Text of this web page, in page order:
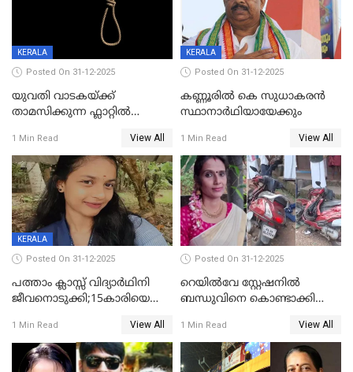
KERALA
Posted On 31-12-2025
യുവതി വാടകയ്ക്ക്
താമസിക്കുന്ന ഫ്ലാറ്റില്‍
സംഭവം കൈതപ്പൊയിലില്‍
1 Min Read View All
KERALA
Posted On 31-12-2025
കണ്ണൂരിൽ കെ സുധാകരൻ
സ്ഥാനാർഥിയായേക്കും
1 Min Read View All
KERALA
Posted On 31-12-2025
പത്താം ക്ലാസ്സ് വിദ്യാര്‍ഥിനി
ജീവനൊടുക്കി;15കാരിയെ
കിടപ്പുമുറിയില്‍ തൂങ്ങി മരിച്ച
നിലയിൽ
1 Min Read View All
Posted On 31-12-2025
റെയിൽവേ സ്റ്റേഷനിൽ
ബന്ധുവിനെ കൊണ്ടാക്കി
ലോറി സ്കൂട്ടറിൽ ഇടിച്ചു :
യുവതിക്ക് ദാരുണാന്ത്യം
1 Min Read View All